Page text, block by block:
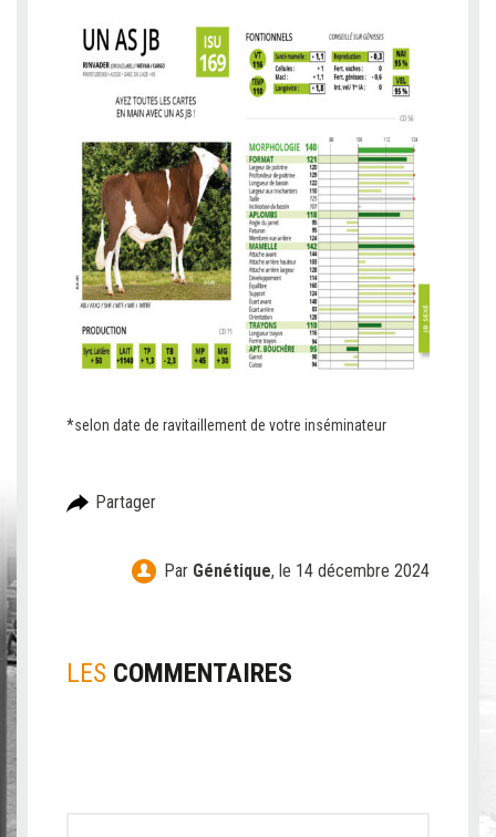
*selon date de ravitaillement de votre inséminateur
Partager
Par Génétique, le 14 décembre 2024
LES COMMENTAIRES